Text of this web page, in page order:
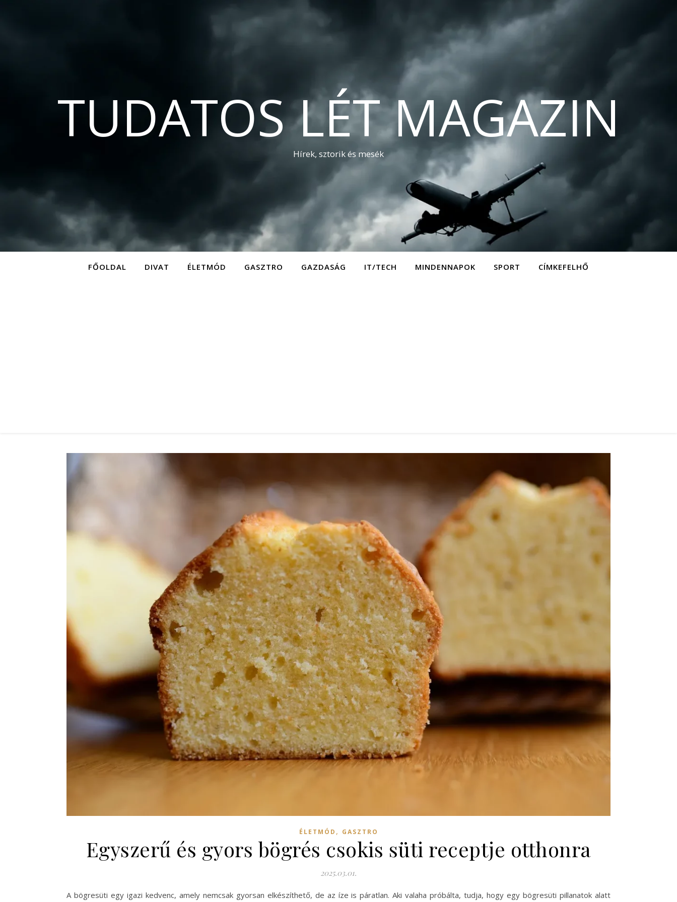
TUDATOS LÉT MAGAZIN
Hírek, sztorik és mesék
FŐOLDAL DIVAT ÉLETMÓD GASZTRO GAZDASÁG IT/TECH MINDENNAPOK SPORT CÍMKEFELHŐ
ÉLETMÓD , GASZTRO
Egyszerű és gyors bögrés csokis süti receptje otthonra
2025.03.01.
A bögresüti egy igazi kedvenc, amely nemcsak gyorsan elkészíthető, de az íze is páratlan. Aki valaha próbálta, tudja, hogy egy bögresüti pillanatok alatt